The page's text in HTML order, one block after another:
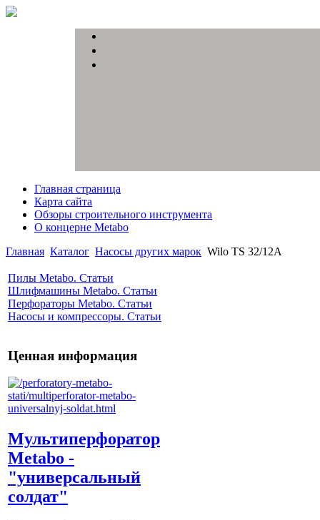
Главная страница
Карта сайта
Обзоры строительного инструмента
О концерне Metabo
Главная Каталог Насосы других марок Wilo TS 32/12A
Пилы Metabo. Статьи
Шлифмашины Metabo. Статьи
Перфораторы Metabo. Статьи
Насосы и компрессоры. Статьи
Ценная информация
Мультиперфоратор
Metabo -
"универсальный
солдат"